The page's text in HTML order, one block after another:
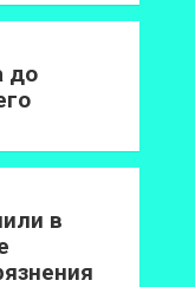
до
в